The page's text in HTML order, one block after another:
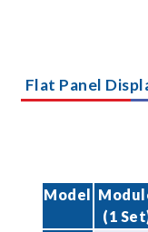
Flat Panel
Model
(1